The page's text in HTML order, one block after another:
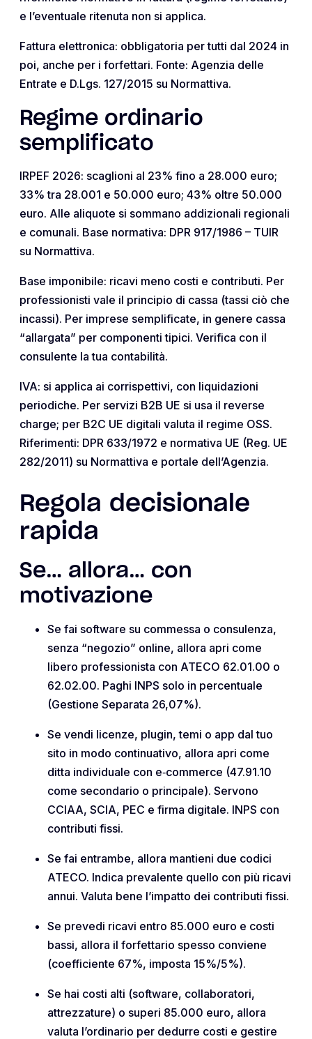
e l’eventuale ritenuta non si applica.
Fattura elettronica: obbligatoria per tutti dal 2024 in
poi, anche per i forfettari. Fonte: Agenzia delle
Entrate e D.Lgs. 127/2015 su Normattiva.
Regime ordinario
semplificato
IRPEF 2026: scaglioni al 23% fino a 28.000 euro;
33% tra 28.001 e 50.000 euro; 43% oltre 50.000
euro. Alle aliquote si sommano addizionali regionali
e comunali. Base normativa: DPR 917/1986 – TUIR
su Normattiva.
Base imponibile: ricavi meno costi e contributi. Per
professionisti vale il principio di cassa (tassi ciò che
incassi). Per imprese semplificate, in genere cassa
“allargata” per componenti tipici. Verifica con il
consulente la tua contabilità.
IVA: si applica ai corrispettivi, con liquidazioni
periodiche. Per servizi B2B UE si usa il reverse
charge; per B2C UE digitali valuta il regime OSS.
Riferimenti: DPR 633/1972 e normativa UE (Reg. UE
282/2011) su Normattiva e portale dell’Agenzia.
Regola decisionale
rapida
Se… allora… con
motivazione
Se fai software su commessa o consulenza,
senza “negozio” online, allora apri come
libero professionista con ATECO 62.01.00 o
62.02.00. Paghi INPS solo in percentuale
(Gestione Separata 26,07%).
Se vendi licenze, plugin, temi o app dal tuo
sito in modo continuativo, allora apri come
ditta individuale con e‑commerce (47.91.10
come secondario o principale). Servono
CCIAA, SCIA, PEC e firma digitale. INPS con
contributi fissi.
Se fai entrambe, allora mantieni due codici
ATECO. Indica prevalente quello con più ricavi
annui. Valuta bene l’impatto dei contributi fissi.
Se prevedi ricavi entro 85.000 euro e costi
bassi, allora il forfettario spesso conviene
(coefficiente 67%, imposta 15%/5%).
Se hai costi alti (software, collaboratori,
attrezzature) o superi 85.000 euro, allora
valuta l’ordinario per dedurre costi e gestire